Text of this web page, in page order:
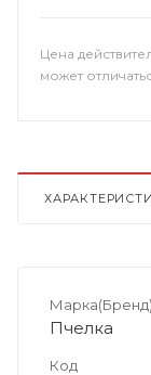
Цена
может
Марка(Бренд)
Пчелка
Код